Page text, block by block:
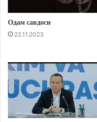
Одам савдоси
22.11.2023